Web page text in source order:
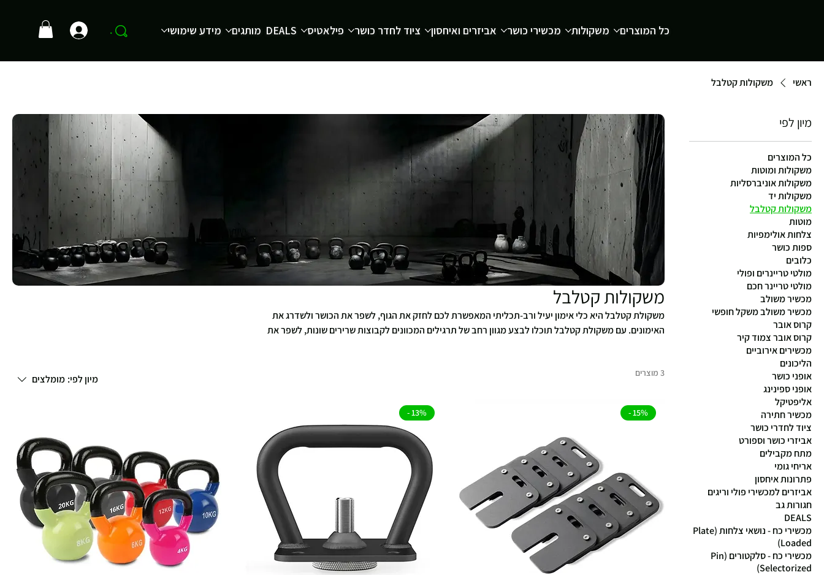
כל המוצרים משקולות מכשירי כושר אביזרים ואיחסון ציוד לחדר כושר פילאטיס DEALS מותגים מידע שימושי .
ראשי משקולות קטלבל
מיון לפי
כל המוצרים
משקולות ומוטות
משקולות אוניברסליות
משקולות יד
משקולות קטלבל
מוטות
צלחות אולימפיות
ספות כושר
כלובים
מולטי טריינרים ופולי
מולטי טריינר חכם
מכשיר משולב
מכשיר משולב משקל חופשי
קרוס אובר
קרוס אובר צמוד קיר
מכשירים אירוביים
הליכונים
אופני כושר
אופני ספינינג
אליפטיקל
מכשיר חתירה
ציוד לחדרי כושר
אביזרי כושר וספורט
מתח מקבילים
אריחי גומי
פתרונות איחסון
אביזרים למכשירי פולי וריגים
חגורות גב
DEALS
מכשירי כח - נושאי צלחות (Plate
Loaded)
מכשירי כח - סלקטורים (Pin
Selectorized)
משקולות קטלבל
משקולת קטלבל היא כלי אימון יעיל ורב-תכליתי המאפשרת לכם לחזק את הגוף, לשפר את הכושר ולשדרג את
האימונים. עם משקולת קטלבל תוכלו לבצע מגוון רחב של תרגילים המכוונים לקבוצות שרירים שונות, לשפר את
3 מוצרים מיון לפי: מומלצים
15% -
13% -